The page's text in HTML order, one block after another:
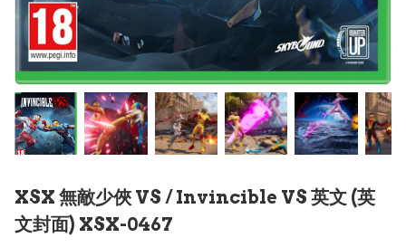
XSX 無敵少俠 VS / Invincible VS 英文 (英
文封面) XSX-0467